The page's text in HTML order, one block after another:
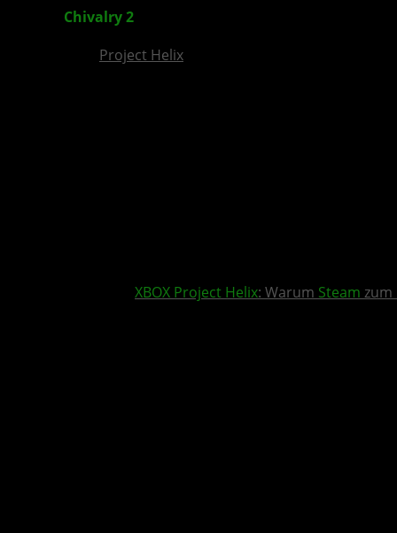
Chivalry 2
Project Helix
XBOX Project Helix: Warum Steam zum